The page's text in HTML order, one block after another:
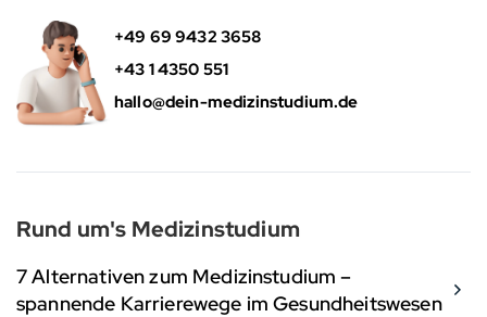
+49 69 9432 3658
+43 1 4350 551
hallo@dein-medizinstudium.de
Rund um's Medizinstudium
7 Alternativen zum Medizinstudium –
spannende Karrierewege im Gesundheitswesen